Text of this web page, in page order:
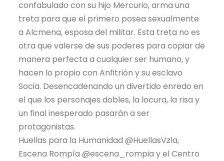
confabulado con su hijo Mercurio, arma una
treta para que el primero posea sexualmente
a Alcmena, esposa del militar. Esta treta no es
otra que valerse de sus poderes para copiar de
manera perfecta a cualquier ser humano, y
hacen lo propio con Anfitrión y su esclavo
Socia. Desencadenando un divertido enredo en
el que los personajes dobles, la locura, la risa y
un final inesperado pasarán a ser
protagonistas.
Huellas para la Humanidad @HuellasVzla,
Escena Rompía @escena_rompia y el Centro